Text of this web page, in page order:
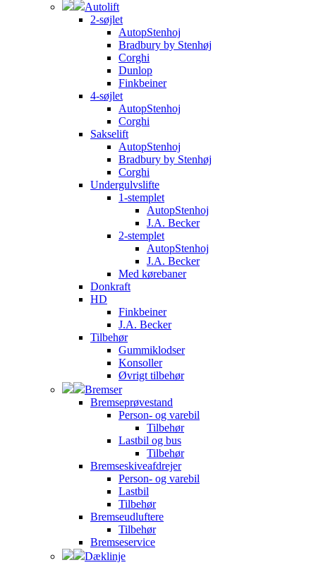
Autolift
2-søjlet
AutopStenhoj
Bradbury by Stenhøj
Corghi
Dunlop
Finkbeiner
4-søjlet
AutopStenhoj
Corghi
Sakselift
AutopStenhoj
Bradbury by Stenhøj
Corghi
Undergulvslifte
1-stemplet
AutopStenhoj
J.A. Becker
2-stemplet
AutopStenhoj
J.A. Becker
Med kørebaner
Donkraft
HD
Finkbeiner
J.A. Becker
Tilbehør
Gummiklodser
Konsoller
Øvrigt tilbehør
Bremser
Bremseprøvestand
Person- og varebil
Tilbehør
Lastbil og bus
Tilbehør
Bremseskiveafdrejer
Person- og varebil
Lastbil
Tilbehør
Bremseudluftere
Tilbehør
Bremseservice
Dæklinje